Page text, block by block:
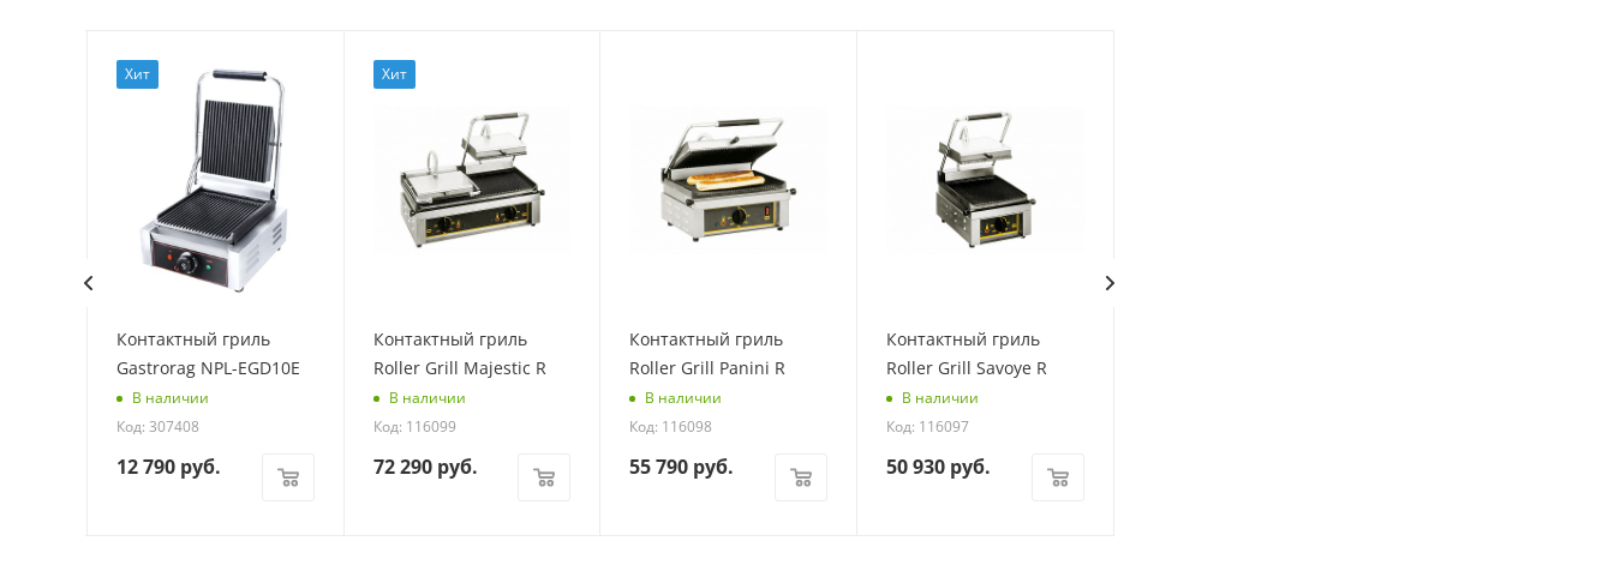
Хит
Контактный гриль
Gastrorag NPL-EGD10E
В наличии
Код: 307408
12 790руб.
Хит
Контактный гриль
Roller Grill Majestic R
В наличии
Код: 116099
72 290руб.
Контактный гриль
Roller Grill Panini R
В наличии
Код: 116098
55 790 руб.
Контактный гриль
Roller Grill Savoye R
В наличии
Код: 116097
50 930 руб.